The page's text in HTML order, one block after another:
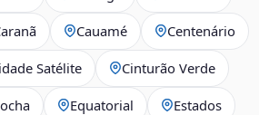
Cauamé Centenário
Satélite Cinturão Verde
Equatorial Estados